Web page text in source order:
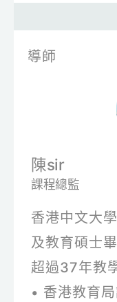
導師
陳sir
課程總監
香港中文大
及教育碩士
超過37年教
• 香港教育